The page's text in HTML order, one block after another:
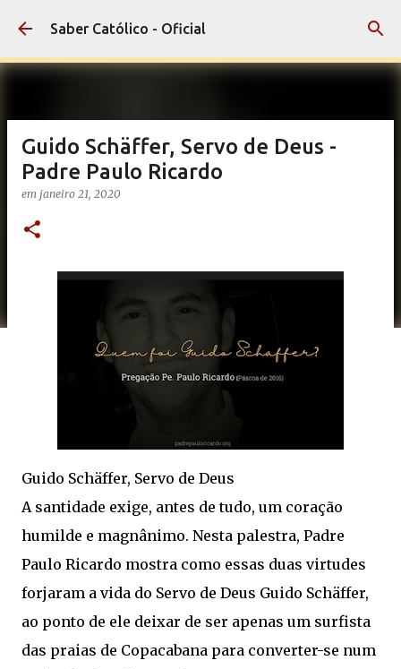
Pular para o conteúdo principal
Saber Católico - Oficial
Guido Schäffer, Servo de Deus -
Padre Paulo Ricardo
em janeiro 21, 2020
Guido Schäffer, Servo de Deus
A santidade exige, antes de tudo, um coração
humilde e magnânimo. Nesta palestra, Padre
Paulo Ricardo mostra como essas duas virtudes
forjaram a vida do Servo de Deus Guido Schäffer,
ao ponto de ele deixar de ser apenas um surfista
das praias de Copacabana para converter-se num